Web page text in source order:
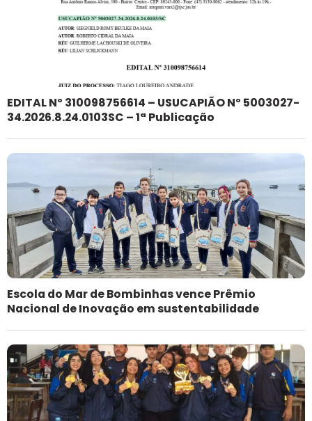
EDITAL Nº 310098756614 – USUCAPIÃO Nº 5003027-
34.2026.8.24.0103SC – 1ª Publicação
Escola do Mar de Bombinhas vence Prêmio
Nacional de Inovação em sustentabilidade